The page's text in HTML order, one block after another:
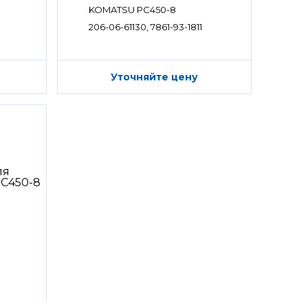
KOMATSU PC450-8
206-06-61130, 7861-93-1811
Уточняйте цену